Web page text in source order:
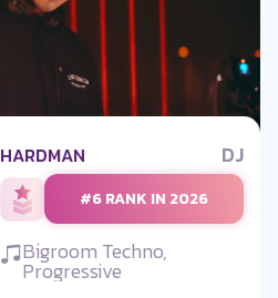
HARDMAN DJ
#6 RANK IN 2026
Bigroom Techno,
Progressive